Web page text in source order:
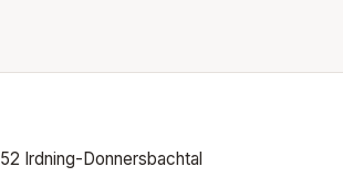
Irdning-Donnersbachtal